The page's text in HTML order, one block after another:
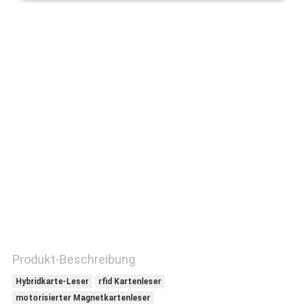
SIE
EIN
Produkt-Beschreibung
Hybridkarte-Leser
rfid Kartenleser
motorisierter Magnetkartenleser